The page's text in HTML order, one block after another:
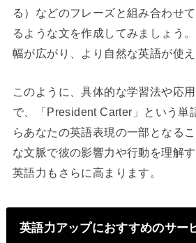
る）などのフレーズと組み合わせ
るような文を作成してみましょう
幅が広がり、より自然な英語が使え
このように、具体的な学習法や応
で、「President Carter」という単
らあなたの英語表現の一部となる
な文脈で彼の影響力や行動を理解
英語力もさらに高まります。
英語力アップにおすすめのサー